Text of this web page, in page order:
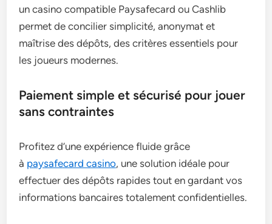
un casino compatible Paysafecard ou Cashlib
permet de concilier simplicité, anonymat et
maîtrise des dépôts, des critères essentiels pour
les joueurs modernes.
Paiement simple et sécurisé pour jouer
sans contraintes
Profitez d’une expérience fluide grâce
à paysafecard casino, une solution idéale pour
effectuer des dépôts rapides tout en gardant vos
informations bancaires totalement confidentielles.